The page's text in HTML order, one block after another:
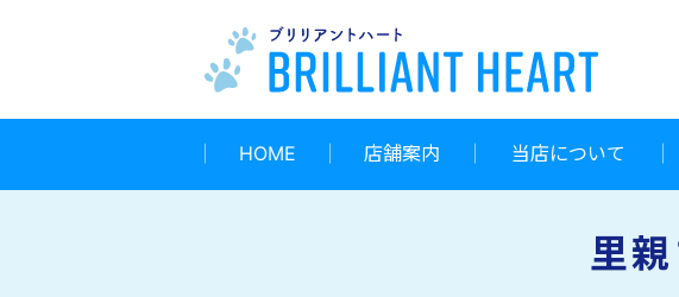
HOME 店舗案内 当店について
里